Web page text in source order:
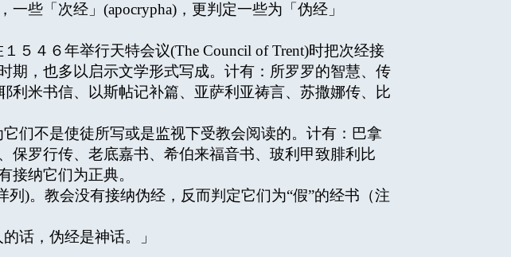
些「次经」(apocrypha)，更判定一些为「伪经」
４６年举行天特会议(The Council of Trent)时把次经接
期，也多以启示文学形式写成。计有：所罗罗的智慧、传
利米书信、以斯帖记补篇、亚萨利亚祷言、苏撒娜传、比
不是使徒所写或是监视下受教会阅读的。计有：巴拿
保罗行传、老底嘉书、希伯来福音书、玻利甲致腓利比
接纳它们为正典。
)。教会没有接纳伪经，反而判定它们为“假”的经书（注
话，伪经是神话。」